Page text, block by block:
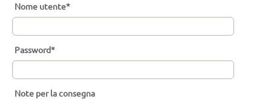
Nome utente*
Password*
Note per la consegna